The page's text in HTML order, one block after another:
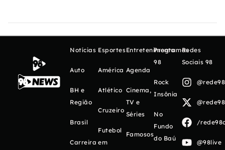
Notícias
Auto
BH e
Região
Brasil
Carreira
Esportes
América
Atlético
Cruzeiro
Futebol
em
Entretenimento
Agenda
Cinema,
TV e
Séries
Famosos
Programas
98
Rock
Insônia
No
Fundo
do Baú
Redes
Sociais 98
/
@98live